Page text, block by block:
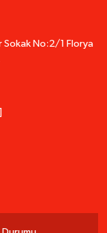
Sokak No:2/1 Florya